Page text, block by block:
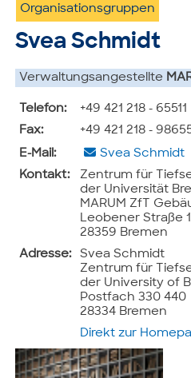
Organisationsgruppen
Svea Schmidt
Verwaltungsangestellte
Telefon:
+49 421 218 - 65511
Fax:
+49 421 218 -
E-Mail:
Svea Schmidt
Kontakt:
Zentrum für
der Universität
MARUM ZfT
Leobener Straße
28359 Bremen
Adresse:
Svea Schmidt
Zentrum für
der University of
Postfach 330 440
28334 Bremen
Direkt zur